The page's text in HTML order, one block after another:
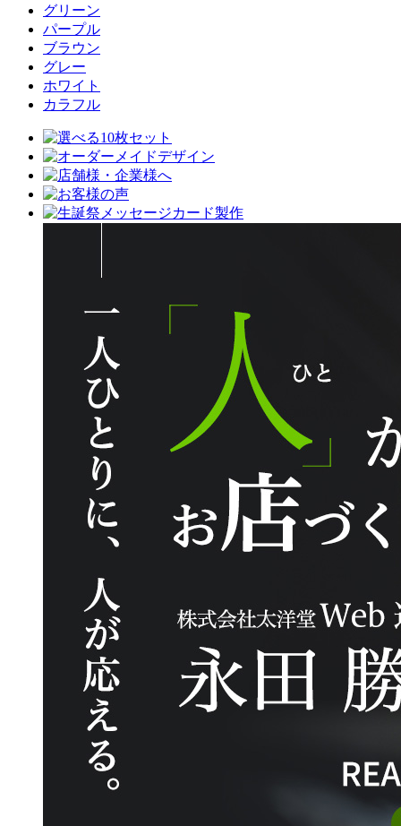
グリーン
パープル
ブラウン
グレー
ホワイト
カラフル